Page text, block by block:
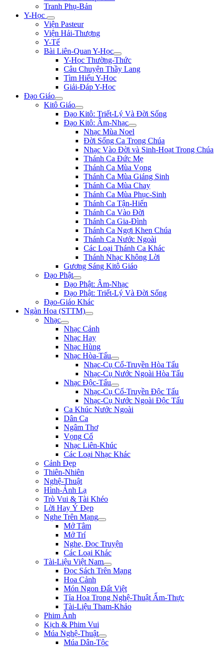
Tranh Phụ-Bản
Y-Học
Viện Pasteur
Viện Hải-Thượng
Y-Tế
Bài Liên-Quan Y-Học
Y-Học Thường-Thức
Câu Chuyện Thầy Lang
Tìm Hiểu Y-Hoc
Giải-Đáp Y-Học
Đạo Giáo
Kitô Giáo
Đạo Kitô: Triết-Lý Và Đời Sống
Đạo Kitô: Âm-Nhạc
Nhạc Mùa Noel
Đời Sống Ca Trong Chúa
Nhạc Vào Đời và Sinh-Hoạt Trong Chúa
Thánh Ca Đức Mẹ
Thánh Ca Mùa Vọng
Thánh Ca Mùa Giáng Sinh
Thánh Ca Mùa Chay
Thánh Ca Mùa Phục-Sinh
Thánh Ca Tận-Hiến
Thánh Ca Vào Đời
Thánh Ca Gia-Đình
Thánh Ca Ngợi Khen Chúa
Thánh Ca Nước Ngoài
Các Loại Thánh Ca Khác
Thánh Nhạc Không Lời
Gương Sáng Kitô Giáo
Đạo Phật
Đạo Phật: Âm-Nhạc
Đạo Phật: Triết-Lý Và Đời Sống
Đạo-Giáo Khác
Ngàn Hoa (STTM)
Nhạc
Nhạc Cảnh
Nhạc Hay
Nhạc Hùng
Nhạc Hòa-Tấu
Nhạc-Cụ Cổ-Truyền Hòa Tấu
Nhạc-Cụ Nước Ngoài Hòa Tấu
Nhạc Độc-Tấu
Nhạc-Cụ Cổ-Truyền Độc Tấu
Nhạc-Cụ Nước Ngoài Độc Tấu
Ca Khúc Nước Ngoài
Dân Ca
Ngâm Thơ
Vọng Cổ
Nhạc Liên-Khúc
Các Loại Nhạc Khác
Cảnh Đẹp
Thiên-Nhiên
Nghệ-Thuật
Hình-Ảnh Lạ
Trò Vui & Tài Khéo
Lời Hay Ý Đẹp
Nghe Trên Mạng
Mở Tâm
Mở Trí
Nghe, Đọc Truyện
Các Loại Khác
Tài-Liệu Việt Nam
Đọc Sách Trên Mạng
Hoa Cảnh
Món Ngon Đất Việt
Tỉa Hoa Trong Nghệ-Thuật Ẩm-Thực
Tài-Liệu Tham-Khảo
Phim Ảnh
Kịch & Phim Vui
Múa Nghệ-Thuật
Múa Dân-Tộc